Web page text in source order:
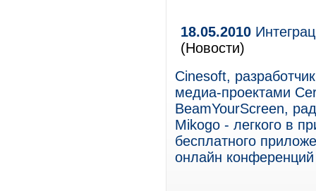
18.05.2010
(Новости)
Cinesoft,
медиа-проектами
BeamYourScreen,
Mikogo - легкого в
бесплатного
онлайн